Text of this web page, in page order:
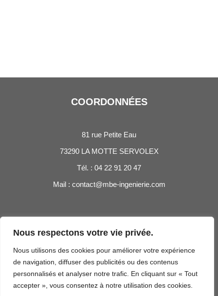
Nous respectons votre vie privée.
Nous utilisons des cookies pour améliorer votre expérience
de navigation, diffuser des publicités ou des contenus
personnalisés et analyser notre trafic. En cliquant sur « Tout
accepter », vous consentez à notre utilisation des cookies.
COORDONNÉES
81 rue Petite Eau
73290 LA MOTTE SERVOLEX
Tél. : 04 22 91 20 47
Mail : contact@mbe-ingenierie.com
INFORMATIONS
Mentions légales
Notre plaquette